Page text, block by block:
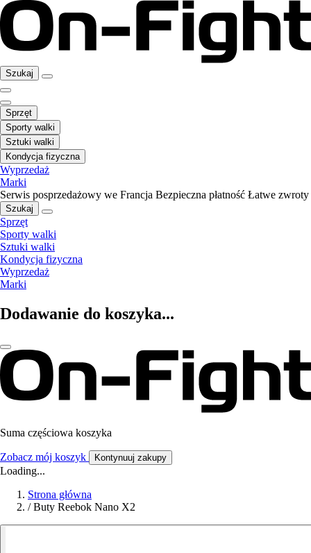
Szukaj
Sprzęt
Sporty walki
Sztuki walki
Kondycja fizyczna
Wyprzedaż
Marki
Serwis posprzedażowy we Francja Bezpieczna płatność Łatwe zwroty
Szukaj
Sprzęt
Sporty walki
Sztuki walki
Kondycja fizyczna
Wyprzedaż
Marki
Dodawanie do koszyka...
Suma częściowa koszyka
Zobacz mój koszyk Kontynuuj zakupy
Loading...
Strona główna
/ Buty Reebok Nano X2